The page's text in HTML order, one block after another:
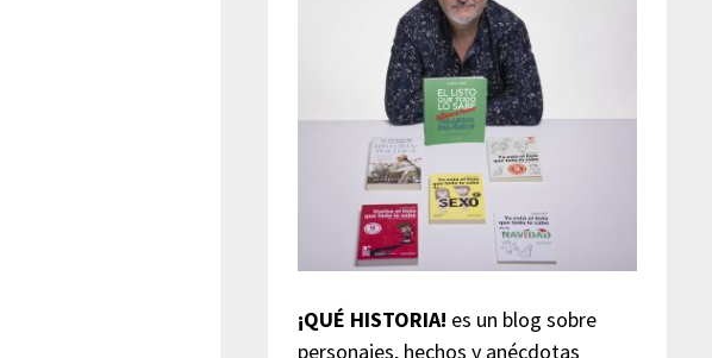
¡QUÉ HISTORIA! es un blog sobre
personajes, hechos y anécdotas